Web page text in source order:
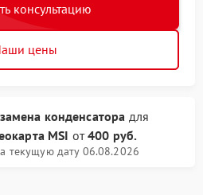
консультацию
цены
замена конденсатора для
MSI от400 руб.
текущую дату 06.08.2026